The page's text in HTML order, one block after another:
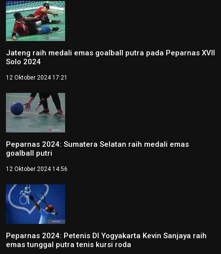
Jateng raih medali emas goalball putra pada Peparnas XVII
Solo 2024
12 Oktober 2024 17:21
Peparnas 2024: Sumatera Selatan raih medali emas
goalball putri
12 Oktober 2024 14:56
Peparnas 2024: Petenis DI Yogyakarta Kevin Sanjaya raih
emas tunggal putra tenis kursi roda